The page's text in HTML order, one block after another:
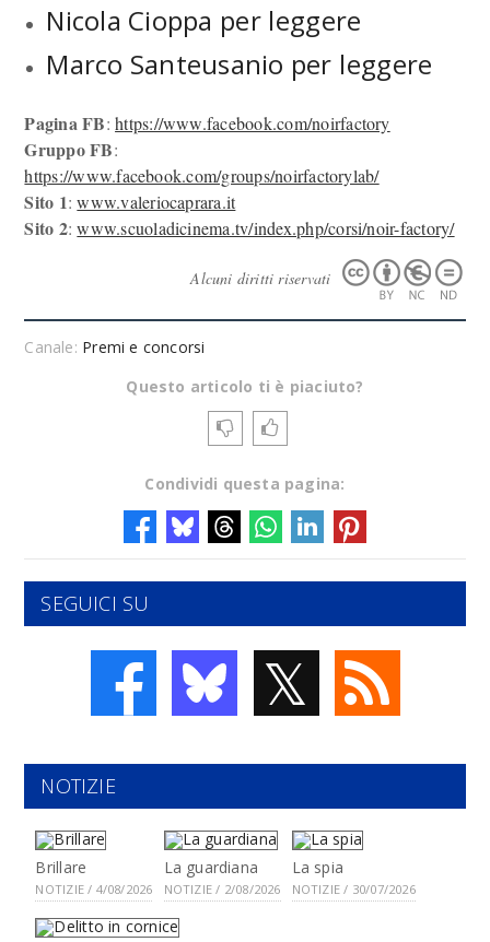
Nicola Cioppa per leggere
Marco Santeusanio per leggere
Pagina FB:https://www.facebook.com/noirfactory
Gruppo FB:
https://www.facebook.com/groups/noirfactorylab/
Sito 1:www.valeriocaprara.it
Sito 2:www.scuoladicinema.tv/index.php/corsi/noir-factory/
Alcuni diritti riservati
Canale: Premi e concorsi
Questo articolo ti è piaciuto?
Condividi questa pagina:
SEGUICI SU
𝕏
NOTIZIE
Brillare
NOTIZIE / 4/08/2026
La guardiana
NOTIZIE / 2/08/2026
La spia
NOTIZIE / 30/07/2026